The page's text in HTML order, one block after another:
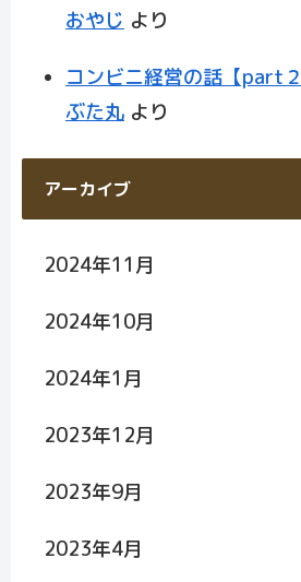
おやじ より
コンビニ経営の話【part
ぶた丸 より
アーカイブ
2024年11月
2024年10月
2024年1月
2023年12月
2023年9月
2023年4月